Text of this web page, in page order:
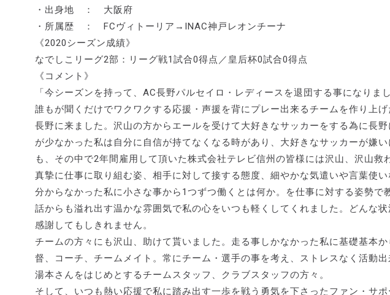
・出身地 ： 大阪府
・所属歴 ： FCヴィトーリア→INAC神戸レオンチーナ
《2020シーズン成績》
なでしこリーグ2部：リーグ戦1試合0得点／皇后杯0試合0得点
《コメント》
「今シーズンを持って、AC長野パルセイロ・レディースを退団する事になりま
誰もが聞くだけでワクワクする応援・声援を背にプレー出来るチームを作り上
長野に来ました。沢山の方からエールを受けて大好きなサッカーをする為に長
が少なかった私は自分に自信が持てなくなる時があり、大好きなサッカーが嫌
も、その中で2年間雇用して頂いた株式会社テレビ信州の皆様には沢山、沢山救
真摯に仕事に取り組む姿、相手に対して接する態度、細やかな気遣いや言葉使
分からなかった私に小さな事から1つずつ働くとは何か。を仕事に対する姿勢で
話からも溢れ出す温かな雰囲気で私の心をいつも軽くしてくれました。どんな
感謝してもしきれません。
チームの方々にも沢山、助けて貰いました。走る事しかなかった私に基礎基本
督、コーチ、チームメイト。常にチーム・選手の事を考え、ストレスなく活動
湯本さんをはじめとするチームスタッフ、クラブスタッフの方々。
そして、いつも熱い応援で私に踏み出す一歩を戦う勇気を下さったファン・サポ